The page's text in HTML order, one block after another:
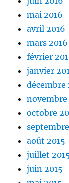
mai 2016
avril 2016
mars 2016
février
janvier
décembre
novembre
octobre
août 2015
juillet
juin 2015